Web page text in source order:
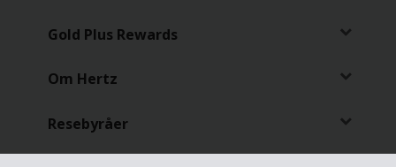
Gold Plus Rewards
Om Hertz
Resebyråer